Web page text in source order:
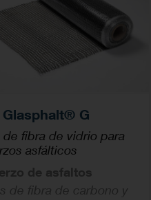
Glasphalt® G
de fibra de vidrio para
asfálticos
de asfaltos
de fibra de carbono y